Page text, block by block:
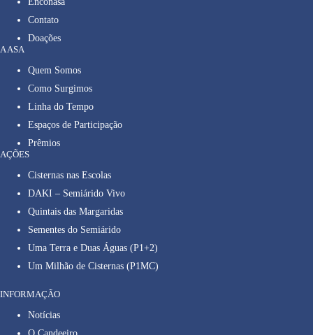
Contato
Doações
A ASA
Quem Somos
Como Surgimos
Linha do Tempo
Espaços de Participação
Prêmios
AÇÕES
Cisternas nas Escolas
DAKI – Semiárido Vivo
Quintais das Margaridas
Sementes do Semiárido
Uma Terra e Duas Águas (P1+2)
Um Milhão de Cisternas (P1MC)
INFORMAÇÃO
Notícias